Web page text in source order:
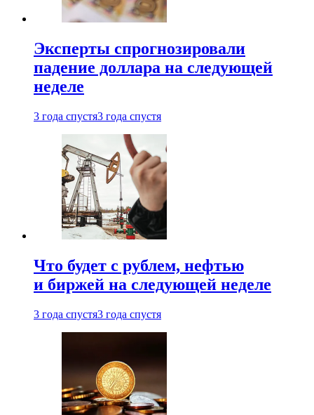
Эксперты спрогнозировали
падение доллара на следующей
неделе
3 года спустя3 года спустя
Что будет с рублем, нефтью
и биржей на следующей неделе
3 года спустя3 года спустя